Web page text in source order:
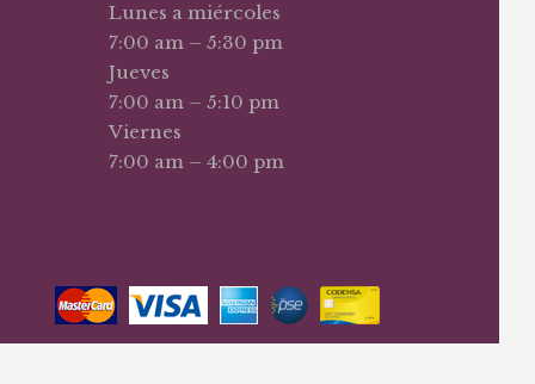
Lunes a miércoles
7:00 am – 5:30 pm
Jueves
7:00 am – 5:10 pm
Viernes
7:00 am – 4:00 pm